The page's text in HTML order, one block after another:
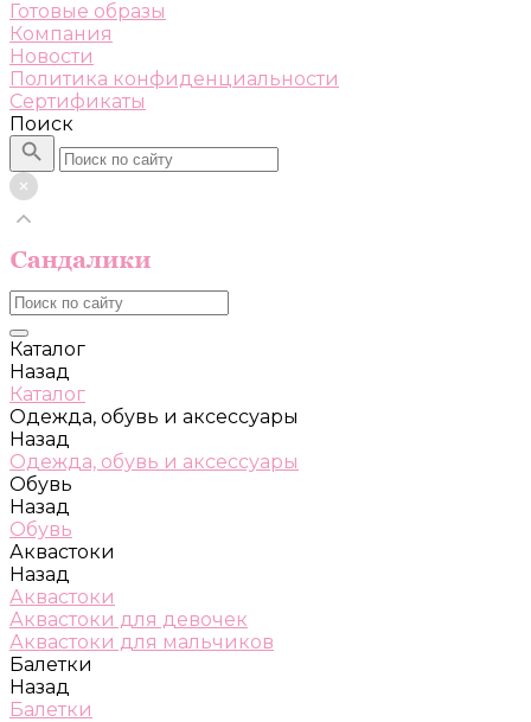
Готовые образы
Компания
Новости
Политика конфиденциальности
Сертификаты
Поиск
Каталог
Назад
Каталог
Одежда, обувь и аксессуары
Назад
Одежда, обувь и аксессуары
Обувь
Назад
Обувь
Аквастоки
Назад
Аквастоки
Аквастоки для девочек
Аквастоки для мальчиков
Балетки
Назад
Балетки